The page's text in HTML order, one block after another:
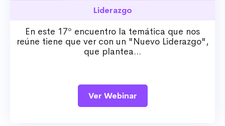
Liderazgo
En este 17º encuentro la temática que nos
reúne tiene que ver con un "Nuevo Liderazgo",
que plantea...
Ver Webinar